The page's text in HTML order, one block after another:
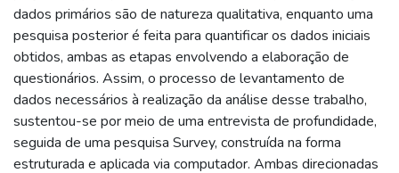
dados primários são de natureza qualitativa, enquanto uma
pesquisa posterior é feita para quantificar os dados iniciais
obtidos, ambas as etapas envolvendo a elaboração de
questionários. Assim, o processo de levantamento de
dados necessários à realização da análise desse trabalho,
sustentou-se por meio de uma entrevista de profundidade,
seguida de uma pesquisa Survey, construída na forma
estruturada e aplicada via computador. Ambas direcionadas